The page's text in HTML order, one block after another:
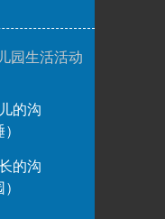
园生活活动
的沟
的沟